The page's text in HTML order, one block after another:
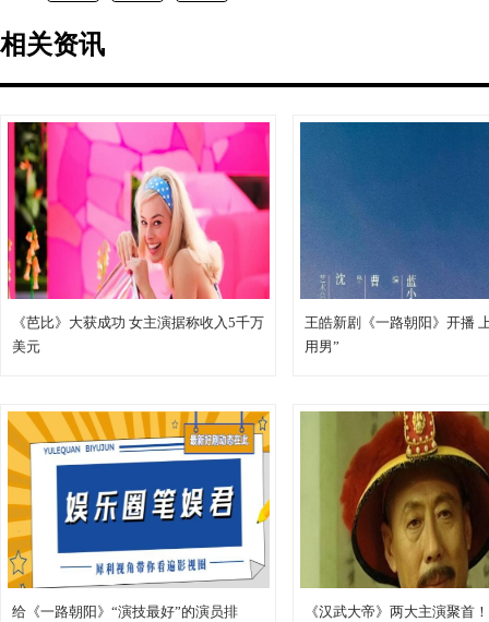
相关资讯
《芭比》大获成功 女主演据称收入5千万
美元
王皓新剧《一路朝阳》开播
用男”
给《一路朝阳》“演技最好”的演员排
《汉武大帝》两大主演聚首